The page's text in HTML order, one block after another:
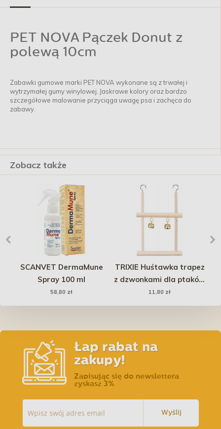
PET NOVA Pączek Donut z
polewą 10cm
Zabawki gumowe marki PET NOVA wykonane są z trwałej i
wytrzymałej gumy winylowej. Jaskrawe kolory oraz bardzo
szczegółowe malowanie przyciąga uwagę psa i zachęca do
zabawy.
Zobacz także
SCANVET DermaMune
Spray 100 ml
58,80 zł
TRIXIE Huśtawka trapez
z dzwonkami dla ptaków
- podwójna
11,80 zł
Łap rabat na
zakupy!
Zapisując się do newslettera
zyskasz 3%
Wyślij